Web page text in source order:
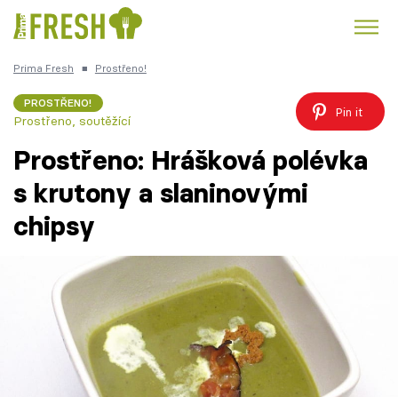
Česká kuchyně
Témata
Recepty
Články
TV Program
Prima Fresh ■ Prostřeno!
PROSTŘENO!
Prostřeno, soutěžící
Pin it
Prostřeno: Hrášková polévka
s krutony a slaninovými
chipsy